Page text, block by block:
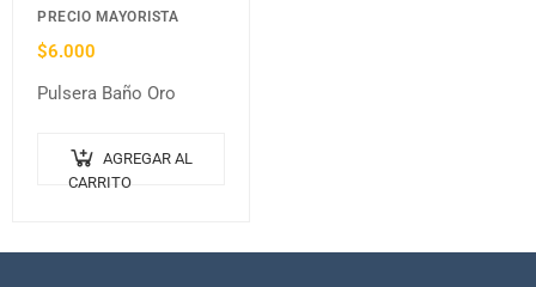
PRECIO MAYORISTA
$6.000
Pulsera Baño Oro
AGREGAR AL
CARRITO